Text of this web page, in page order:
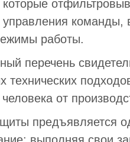
управления команды,
работы.
перечень
технических
от
предъявляется